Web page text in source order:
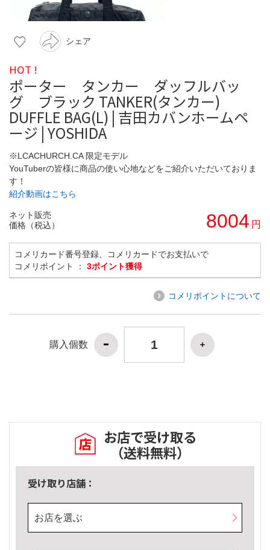
シェア
HOT !
ポーター タンカー ダッフルバッ
グ ブラック TANKER(タンカー)
DUFFLE BAG(L) | 吉田カバンホームペ
ージ | YOSHIDA
※LCACHURCH.CA 限定モデル
YouTuberの皆様に商品の使い心地などをご紹介いただいておりま
す！
紹介動画はこちら
ネット販売
価格（税込）
8004 円
コメリカード番号登録、コメリカードでお支払いで
コメリポイント ： 3ポイント獲得
コメリポイントについて
購入個数
お店で受け取る
（送料無料）
受け取り店舗：
お店を選ぶ